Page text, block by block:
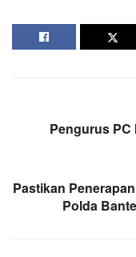
Pengurus PC
Pastikan
Polda